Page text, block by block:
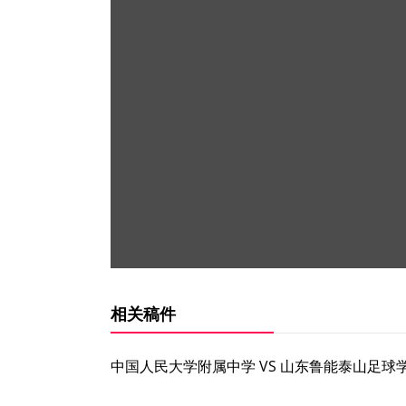
相关稿件
中国人民大学附属中学 VS 山东鲁能泰山足球